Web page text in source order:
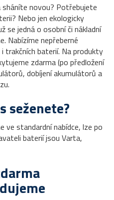
novou? Potřebujete
Nebo jen ekologicky
se jedná o osobní či nákladní
Nabízíme nepřeberné
baterií. Na produkty
zdarma (po předložení
dobíjení akumulátorů a
seženete?
ve standardní nabídce, lze po
baterií jsou Varta,